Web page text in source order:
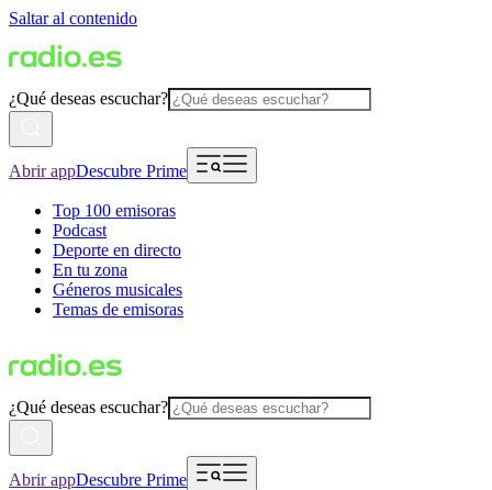
Saltar al contenido
¿Qué deseas escuchar?
Abrir appDescubre Prime
Top 100 emisoras
Podcast
Deporte en directo
En tu zona
Géneros musicales
Temas de emisoras
¿Qué deseas escuchar?
Abrir appDescubre Prime